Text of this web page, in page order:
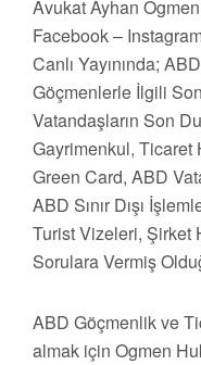
Avukat Ayhan
Facebook –
Canlı Yayınında;
Göçmenlerle İlgili
Vatandaşların Son
Gayrimenkul, Ticaret
Green Card, ABD
ABD Sınır Dışı
Turist Vizeleri, Şirket
Sorulara Vermiş
ABD Göçmenlik ve
almak için Ogmen